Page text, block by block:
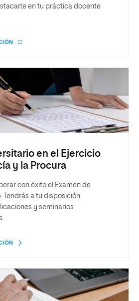
en tu práctica docente
en el Ejercicio
y la Procura
con éxito el Examen de
Tendrás a tu disposición
y seminarios